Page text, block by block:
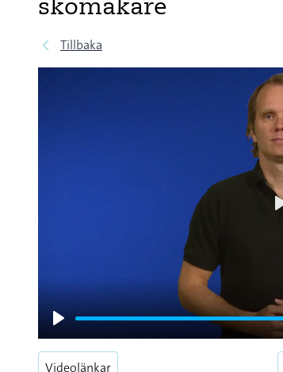
Tillbaka
Play
Videolänkar